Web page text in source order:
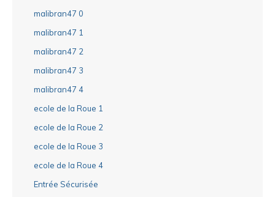
malibran47 0
malibran47 1
malibran47 2
malibran47 3
malibran47 4
ecole de la Roue 1
ecole de la Roue 2
ecole de la Roue 3
ecole de la Roue 4
Entrée Sécurisée